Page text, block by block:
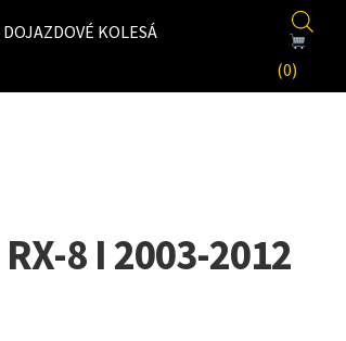
KOLESÁ
(0)
8 I 2003-2012